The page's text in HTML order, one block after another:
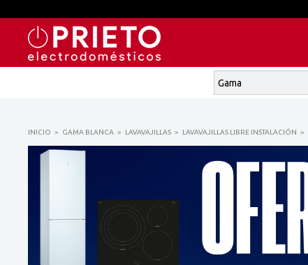
INICIO GAMA BLANCA LAVAVAJILLAS LAVAVAJILLAS LIBRE INSTALACIÓN